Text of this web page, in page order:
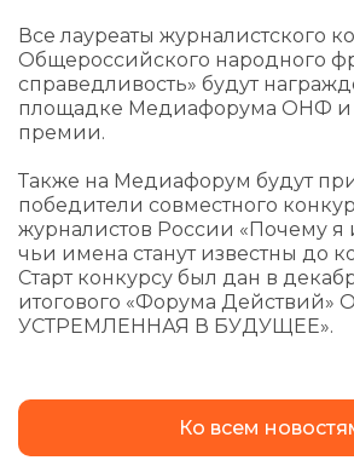
Все лауреаты журналистского
Общероссийского народного
справедливость» будут
площадке Медиафорума ОНФ и
премии.
Также на Медиафорум будут
победители совместного
журналистов России «Почему я
чьи имена станут известны до
Старт конкурсу был дан в
итогового «Форума
УСТРЕМЛЕННАЯ В БУДУЩЕЕ».
Ко всем